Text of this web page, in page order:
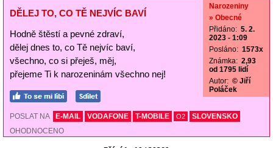
DĚLEJ TO, CO TĚ NEJVÍC BAVÍ
Hodně štěstí a pevné zdraví,
dělej dnes to, co Tě nejvíc baví,
všechno, co si přeješ, měj,
přejeme Ti k narozeninám všechno nej!
Narozeniny
» Obecné
Přidáno: 5. 2.
2023 - 1:09
Posláno: 1573x
Známka: 2,93
od 1795 lidí
Autor: © Jiří
Poláček
POSLAT NA E-MAIL VODAFONE T-MOBILE O2
SLOVENSKO
OHODNOCENO